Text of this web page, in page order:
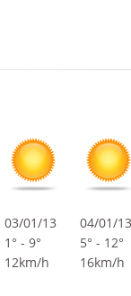
03/01/13
1° - 9°
12km/h
04/01/13
5° - 12°
16km/h